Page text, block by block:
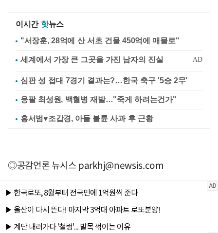
이시간 핫뉴스
"서장훈, 28억에 산 서초 건물 450억에 매물로"
심판 성 접대 7경기 결과는?…한국 축구 '5승 2무'
응팔 최성원, 백혈병 재발…"죽게 하려는건가"
홍서범♥조갑경, 아들 불륜 사과 후 근황
◎공감언론 뉴시스parkhj@newsis.com